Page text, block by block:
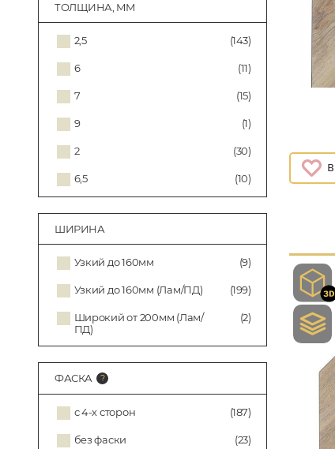
ТОЛЩИНА, ММ
2,5 (143)
6 (11)
7 (15)
9 (1)
2 (30)
6,5 (10)
ШИРИНА
Узкий до 160мм (9)
Узкий до 160мм (Лам/ПД) (199)
Широкий от 200мм (Лам/
ПД)
(2)
ФАСКА
с 4-х сторон (187)
без фаски (23)